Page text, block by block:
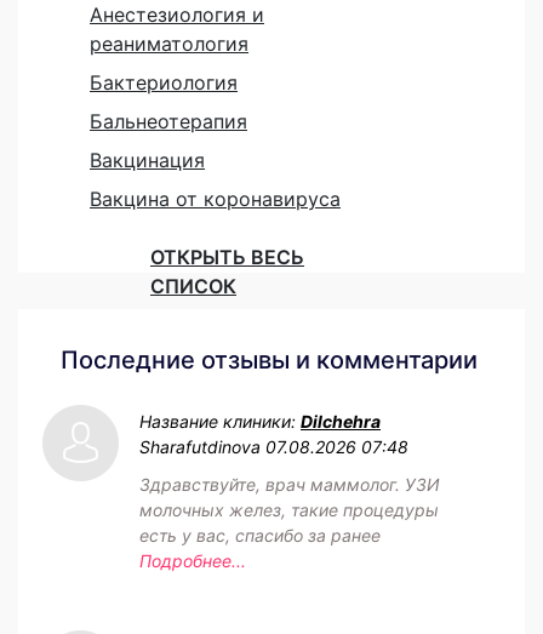
Анестезиология и
реаниматология
Бактериология
Бальнеотерапия
Вакцинация
Вакцина от коронавируса
ОТКРЫТЬ ВЕСЬ
СПИСОК
Последние отзывы и комментарии
Название клиники: Dilchehra
Sharafutdinova 07.08.2026 07:48
Здравствуйте, врач маммолог. УЗИ
молочных желез, такие процедуры
есть у вас, спасибо за ранее
Подробнее...